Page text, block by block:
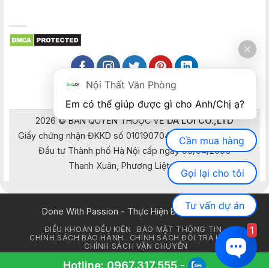
2026 © BẢN QUYỀN THUỘC VỀDA LOI CO.,LTD
Giấy chứng nhận ĐKKD số 0101907041 do Sở Kế hoạch và
Đầu tư Thành phố Hà Nội cấp ngày 05/04/2006
Thanh Xuân, Phương Liệt, Hà Nội
Hotline: 0967.317.555 -
Done With Passion - Thực Hiện Bằng Đam Mê
ĐIỀU KHOẢN ĐỀU KIỆN
BẢO MẬT THÔNG TIN
CHÍNH SÁCH BẢO HÀNH
CHÍNH SÁCH ĐỔI TRẢ HÀNG
CHÍNH SÁCH VẬN CHUYỂN
Copyright 2026 © Nội Thất Đa Lợi
Nội Thất Văn Phòng
Cần mua hàng
Gọi lại cho tôi
Tư vấn dự án
1